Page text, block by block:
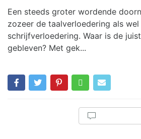
Een steeds groter wordende
zozeer de taalverloedering als wel
schrijfverloedering. Waar is de
gebleven? Met gek...